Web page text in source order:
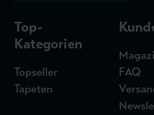
Top-
Kategorien
Topseller
Tapeten
FAQ